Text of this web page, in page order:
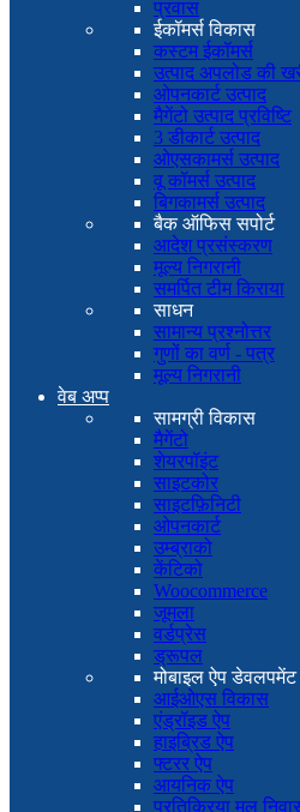
प्रवास
ईकॉमर्स विकास
कस्टम ईकॉमर्स
उत्पाद अपलोड की
ओपनकार्ट उत्पाद
मैगेंटो उत्पाद प्रविष्टि
3 डीकार्ट उत्पाद
ओएसकामर्स उत्पाद
वू कॉमर्स उत्पाद
बिगकामर्स उत्पाद
बैक ऑफिस सपोर्ट
आदेश प्रसंस्करण
मूल्य निगरानी
समर्पित टीम किराया
साधन
सामान्य प्रश्नोत्तर
गुणों का वर्ण - पत्र
मूल्य निगरानी
वेब अप्प
सामग्री विकास
मैगेंटो
शेयरपॉइंट
साइटकोर
साइटफ़िनिटी
ओपनकार्ट
उम्ब्राको
केंटिको
Woocommerce
जूमला
वर्डप्रेस
ड्रूपल
मोबाइल ऐप डेवलपमेंट
आईओएस विकास
एंड्रॉइड ऐप
हाइब्रिड ऐप
फ्टरर ऐप
आयनिक ऐप
प्रतिक्रिया मूल